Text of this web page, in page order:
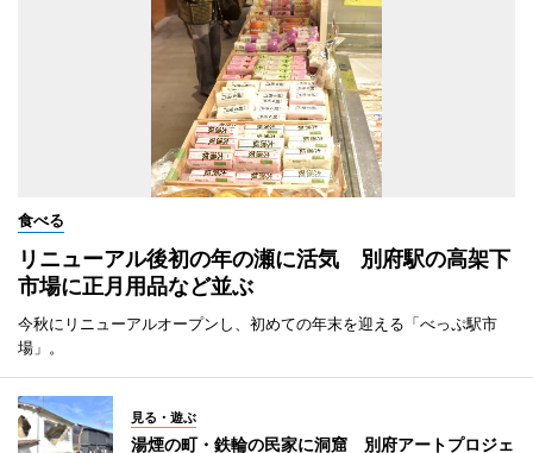
食べる
リニューアル後初の年の瀬に活気 別府駅の高架下
市場に正月用品など並ぶ
今秋にリニューアルオープンし、初めての年末を迎える「べっぷ駅市
場」。
見る・遊ぶ
湯煙の町・鉄輪の民家に洞窟 別府アートプロジェ